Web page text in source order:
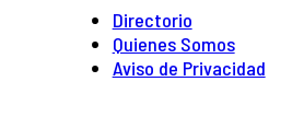
Directorio
Quienes Somos
Aviso de Privacidad